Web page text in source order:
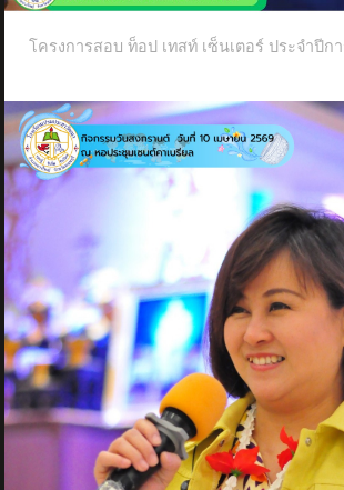
โครงการสอบ ท็อป เทสท์ เซ็นเตอร์ ประจำปีก